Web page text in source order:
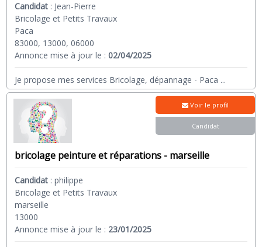
Candidat : Jean-Pierre
Bricolage et Petits Travaux
Paca
83000, 13000, 06000
Annonce mise à jour le :02/04/2025
Je propose mes services Bricolage, dépannage - Paca ...
bricolage peinture et réparations - marseille
Candidat :philippe
Bricolage et Petits Travaux
marseille
13000
Annonce mise à jour le : 23/01/2025
Voir le profil
Candidat